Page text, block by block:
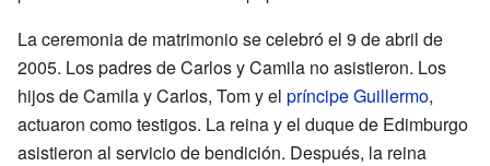
La ceremonia de matrimonio se celebró el 9 de abril de
2005. Los padres de Carlos y Camila no asistieron. Los
hijos de Camila y Carlos, Tom y el príncipe Guillermo,
actuaron como testigos. La reina y el duque de Edimburgo
asistieron al servicio de bendición. Después, la reina